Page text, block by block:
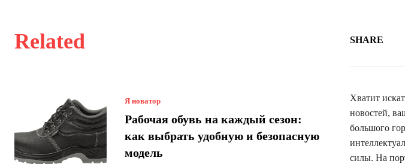
Related
Я новатор
Рабочая обувь на каждый сезон:
как выбрать удобную и безопасную
модель
SHARE
Хватит
новостей,
большого
силы. На